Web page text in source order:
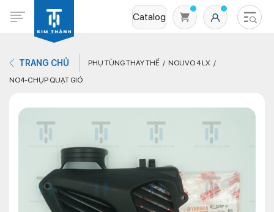
Catalog
Không có sản phẩm nào trong giỏ hàng
TRANG CHỦ PHỤ TÙNG THAY THẾ
NOUVO 4 LX
NO4-CHỤP QUẠT GIÓ